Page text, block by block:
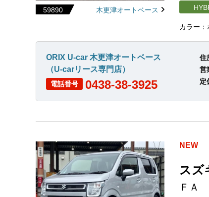
59890 木更津オートベース
カラー：
ORIX U-car 木更津オートベース
（U-carリース専門店）
電話番号 0438-38-3925
住
営
定
NEW
スズ
ＦＡ